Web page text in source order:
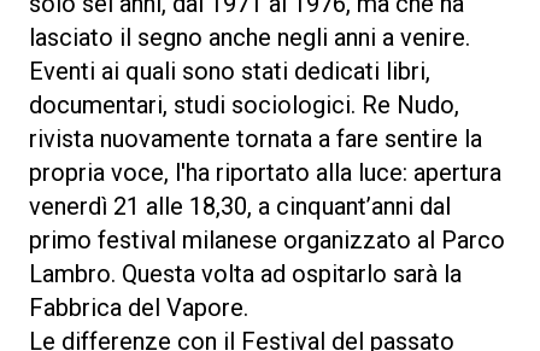
lasciato il segno anche negli anni a venire.
Eventi ai quali sono stati dedicati libri,
documentari, studi sociologici. Re Nudo,
rivista nuovamente tornata a fare sentire la
propria voce, l'ha riportato alla luce: apertura
venerdì 21 alle 18,30, a cinquant’anni dal
primo festival milanese organizzato al Parco
Lambro. Questa volta ad ospitarlo sarà la
Fabbrica del Vapore.
Le differenze con il Festival del passato